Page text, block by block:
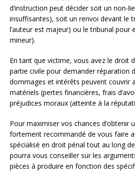
d’instruction peut décider soit un non-
insuffisantes), soit un renvoi devant le
l’auteur est majeur) ou le tribunal pour
mineur).
En tant que victime, vous avez le droit
partie civile pour demander réparation
dommages et intérêts peuvent couvrir
matériels (pertes financières, frais
préjudices moraux (atteinte à la
Pour maximiser vos chances d’obtenir
fortement recommandé de vous faire
spécialisé en droit pénal tout au long
pourra vous conseiller sur les
pièces à produire en fonction des